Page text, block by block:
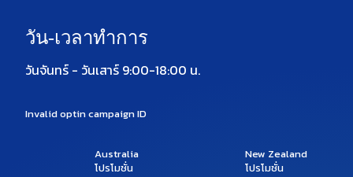
วัน-เวลาทำการ
วันจันทร์ - วันเสาร์ 9:00-18:00 น.
Invalid optin campaign ID
Australia
โปรโมชั่น
New Zealand
โปรโมชั่น